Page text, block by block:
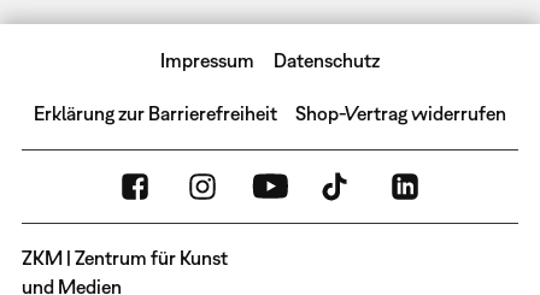
Impressum Datenschutz
Erklärung zur Barrierefreiheit Shop-Vertrag widerrufen
ZKM | Zentrum für Kunst
und Medien